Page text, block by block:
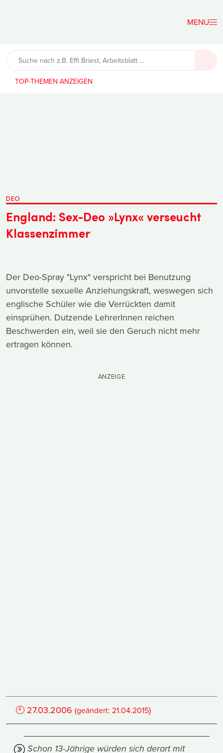
Lehrerfreund
TOP-THEMEN
DEO
England: Sex-Deo »Lynx« verseucht
Klassenzimmer
Der Deo-Spray "Lynx" verspricht bei Benutzung
unvorstelle sexuelle Anziehungskraft, weswegen sich
englische Schüler wie die Verrückten damit
einsprühen. Dutzende LehrerInnen reichen
Beschwerden ein, weil sie den Geruch nicht mehr
ertragen können.
ANZEIGE
🕙 27.03.2006 (geändert:21.04.2015)
Schon 13-Jährige würden sich derart mit